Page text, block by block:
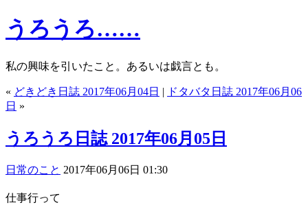
うろうろ……
私の興味を引いたこと。あるいは戯言とも。
« どきどき日誌 2017年06月04日 | ドタバタ日誌 2017年06月06
日 »
うろうろ日誌 2017年06月05日
日常のこと 2017年06月06日 01:30
仕事行って